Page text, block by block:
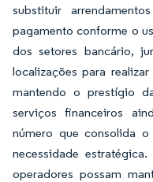
substituir
pagamento conforme o
dos setores bancário,
localizações para
mantendo o prestígio
serviços financeiros
número que consolida
necessidade
operadores possam